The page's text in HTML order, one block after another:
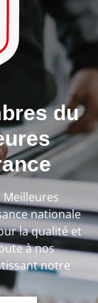
du
Meilleures
nationale
la qualité et
à nos
notre